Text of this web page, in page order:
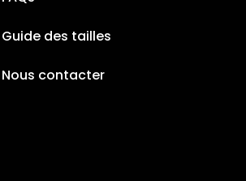
Guide des tailles
Nous contacter